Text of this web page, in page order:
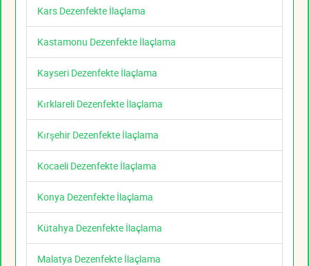
Kars Dezenfekte İlaçlama
Kastamonu Dezenfekte İlaçlama
Kayseri Dezenfekte İlaçlama
Kırklareli Dezenfekte İlaçlama
Kırşehir Dezenfekte İlaçlama
Kocaeli Dezenfekte İlaçlama
Konya Dezenfekte İlaçlama
Kütahya Dezenfekte İlaçlama
Malatya Dezenfekte İlaçlama